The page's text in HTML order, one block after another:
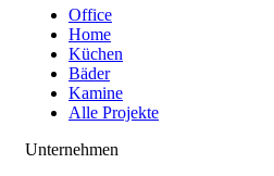
Office
Home
Küchen
Bäder
Kamine
Alle Projekte
Unternehmen